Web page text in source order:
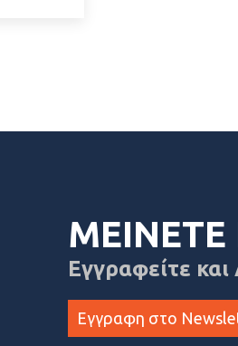
Εγγραφείτε
Εγγραφη στο